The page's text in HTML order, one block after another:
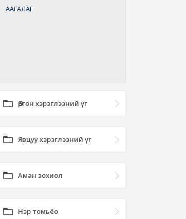
ААГАЛАГ
Өргөн хэрэглээний үг
Явцуу хэрэглээний үг
Аман зохиол
Нэр томьёо